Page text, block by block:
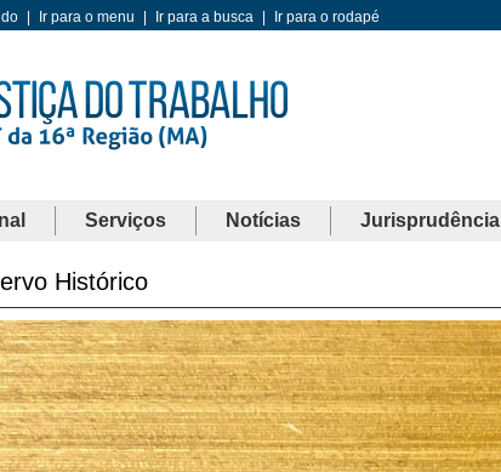
Ir para o menu Ir para a busca Ir para o rodapé
Serviços Notícias Jurisprudência
Histórico